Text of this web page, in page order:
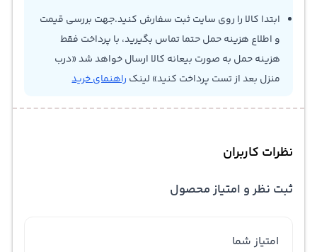
ابتدا کالا را روی سایت ثبت سفارش کنید.جهت بررسی قیمت
و اطلاع هزینه حمل حتما تماس بگیرید، با پرداخت فقط
هزینه حمل به صورت بیعانه کالا ارسال خواهد شد «درب
منزل بعد از تست پرداخت کنید» لینک راهنمای خرید
نظرات کاربران
ثبت نظر و امتیاز محصول
امتیاز شما